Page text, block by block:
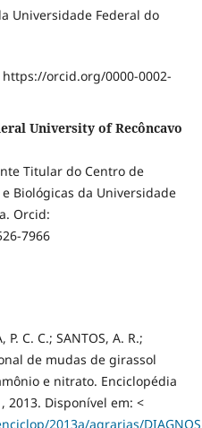
Universidade Federal do
https://orcid.org/0000-0002-
University of Recôncavo
Titular do Centro de
Biológicas da Universidade
Orcid:
7966
P. C. C.; SANTOS, A. R.;
de mudas de girassol
e nitrato. Enciclopédia
2013. Disponível em: <
2013a/agrarias/